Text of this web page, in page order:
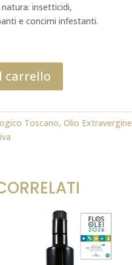
insetticidi,
e concimi infestanti.
carrello
Toscano, Olio Extravergine